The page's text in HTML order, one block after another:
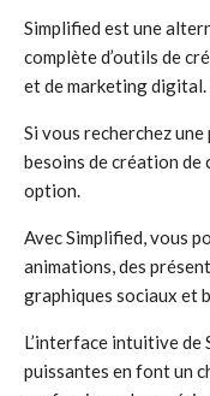
Simplified est une
complète d’outils de
et de marketing digital.
Si vous recherchez
besoins de création de
option.
Avec Simplified, vous
animations, des
graphiques sociaux et
L’interface intuitive
puissantes en font un